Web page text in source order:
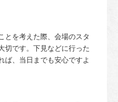
とを考えた際、会場のスタ
切です。下見などに行った
ば、当日までも安心ですよ